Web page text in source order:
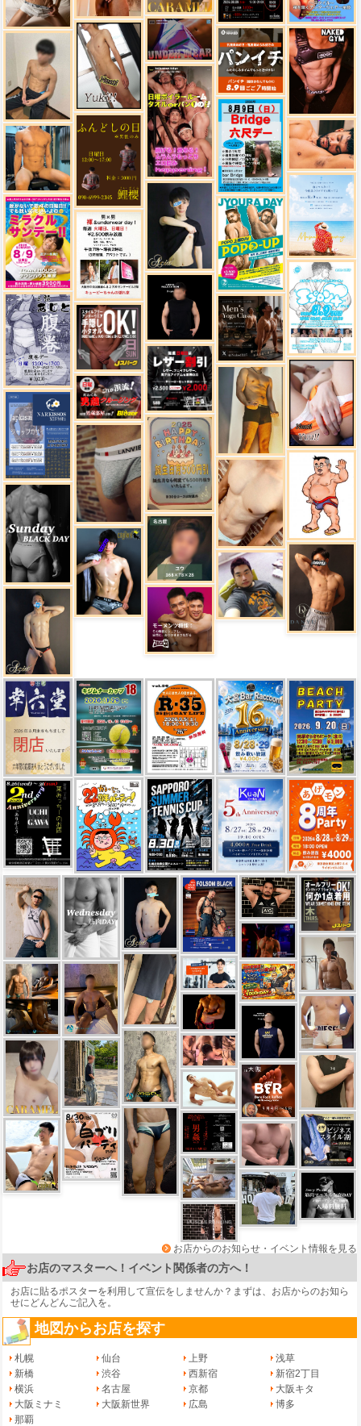
お店からのお知らせ・イベント情報を見る
お店のマスターへ！イベント関係者の方へ！
お店に貼るポスターを利用して宣伝をしませんか？まずは、 お店からのお知ら
せにどんどんご記入を。
地図からお店を探す
札幌 仙台 上野
浅草
新橋
渋谷 西新宿
新宿2丁目
横浜
名古屋 京都
大阪キタ
大阪ミナミ
大阪新世界 広島
博多
那覇